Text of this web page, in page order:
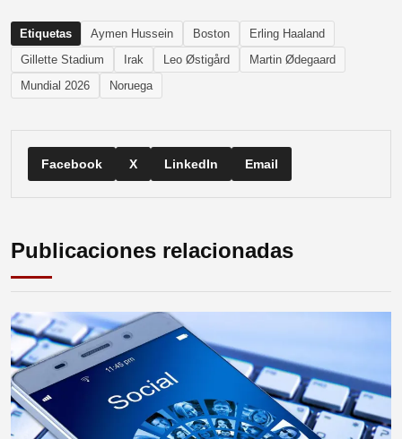
Etiquetas Aymen Hussein Boston
Erling Haaland
Gillette Stadium
Irak Leo Østigård
Martin Ødegaard
Mundial 2026
Noruega
Facebook X LinkedIn Email
Publicaciones relacionadas